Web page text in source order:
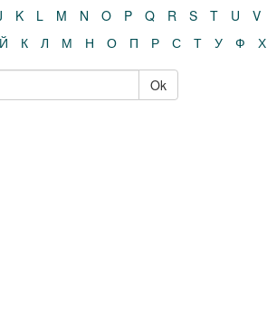
K L M N O P Q R S T U V
Й К Л М Н О П Р С Т У Ф Х
Ok